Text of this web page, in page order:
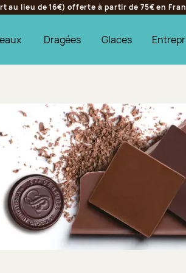
au lieu de 16€) offerte à partir de 75€ en
Dragées Glaces